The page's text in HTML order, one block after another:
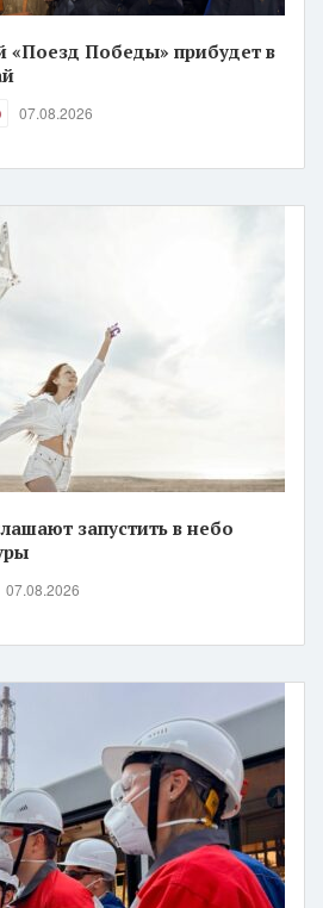
«Поезд Победы» прибудет в
07.08.2026
запустить в небо
07.08.2026